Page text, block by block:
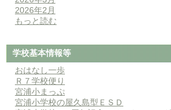
2026年2月
もっと読む
学校基本情報等
おはなし一歩
Ｒ７学校便り
宮浦小まっぷ
宮浦小学校の屋久島型ＥＳＤ